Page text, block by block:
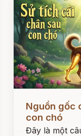
Đọc ngay
Nguồn gốc
con chó
Đây là một